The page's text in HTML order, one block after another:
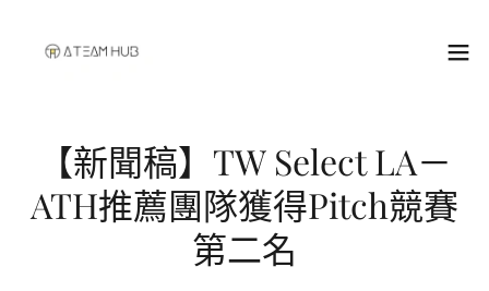
【新聞稿】TW Select LA－
ATH推薦團隊獲得Pitch競賽
第二名